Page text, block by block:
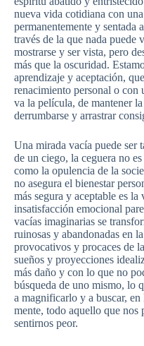
nueva vida cotidiana con una
permanentemente y sentada
través de la que nada puede
mostrarse y ser vista, pero
más que la oscuridad.
aprendizaje y aceptación,
renacimiento personal o con
va la película, de mantener
derrumbarse y arrastrar
Una mirada vacía puede ser
de un ciego, la ceguera no
como la opulencia de la
no asegura el bienestar
más segura y aceptable es
insatisfacción emocional
vacías imaginarias se
ruinosas y abandonadas en
provocativos y procaces de
sueños y proyecciones
más daño y con lo que no
búsqueda de uno mismo, lo
a magnificarlo y a buscar,
mente, todo aquello que nos
sentirnos peor.